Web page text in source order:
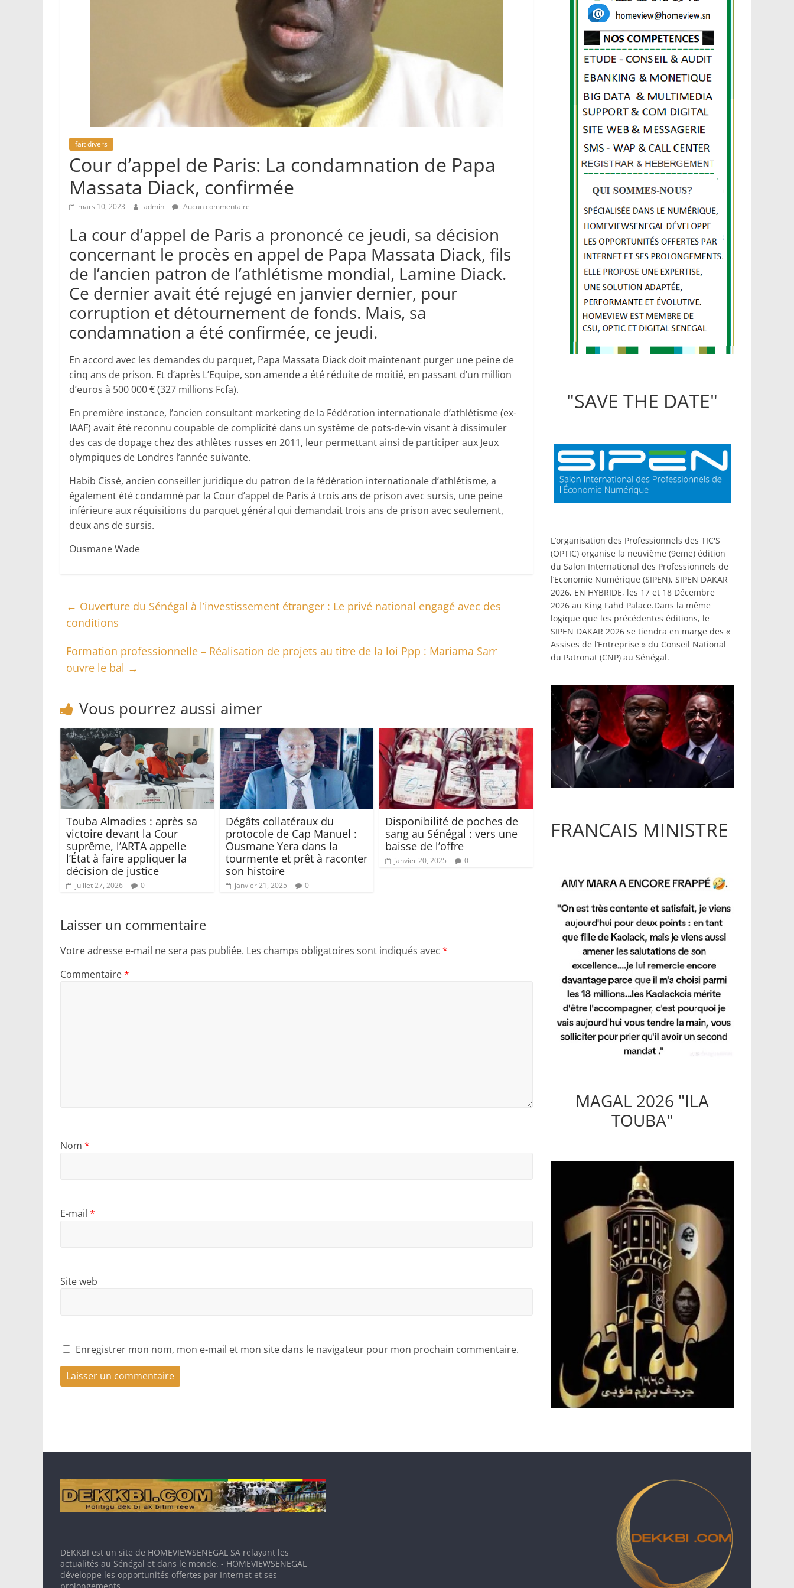
fait divers
Cour d’appel de Paris: La condamnation de Papa
Massata Diack, confirmée
mars 10, 2023 admin Aucun commentaire
La cour d’appel de Paris a prononcé ce jeudi, sa décision
concernant le procès en appel de Papa Massata Diack, fils
de l’ancien patron de l’athlétisme mondial, Lamine Diack.
Ce dernier avait été rejugé en janvier dernier, pour
corruption et détournement de fonds. Mais, sa
condamnation a été confirmée, ce jeudi.
En accord avec les demandes du parquet, Papa Massata Diack doit maintenant purger une peine de
cinq ans de prison. Et d’après L’Equipe, son amende a été réduite de moitié, en passant d’un million
d’euros à 500 000 € (327 millions Fcfa).
En première instance, l’ancien consultant marketing de la Fédération internationale d’athlétisme (ex-
IAAF) avait été reconnu coupable de complicité dans un système de pots-de-vin visant à dissimuler
des cas de dopage chez des athlètes russes en 2011, leur permettant ainsi de participer aux Jeux
olympiques de Londres l’année suivante.
Habib Cissé, ancien conseiller juridique du patron de la fédération internationale d’athlétisme, a
également été condamné par la Cour d’appel de Paris à trois ans de prison avec sursis, une peine
inférieure aux réquisitions du parquet général qui demandait trois ans de prison avec seulement,
deux ans de sursis.
Ousmane Wade
← Ouverture du Sénégal à l’investissement étranger : Le privé national engagé avec des
conditions
Formation professionnelle – Réalisation de projets au titre de la loi Ppp : Mariama Sarr
ouvre le bal →
Vous pourrez aussi aimer
Touba Almadies : après sa
victoire devant la Cour
suprême, l’ARTA appelle
l’État à faire appliquer la
décision de justice
juillet 27, 2026 0
Dégâts collatéraux du
protocole de Cap Manuel :
Ousmane Yera dans la
tourmente et prêt à raconter
son histoire
janvier 21, 2025 0
Disponibilité de poches de
sang au Sénégal : vers une
baisse de l’offre
janvier 20, 2025 0
Laisser un commentaire
Votre adresse e-mail ne sera pas publiée. Les champs obligatoires sont indiqués avec *
Commentaire*
Nom *
E-mail *
Site web
Enregistrer mon nom, mon e-mail et mon site dans le navigateur pour mon prochain commentaire.
"SAVE THE DATE"
L’organisation des Professionnels des TIC'S
(OPTIC) organise la neuvième (9eme) édition
du Salon International des Professionnels de
l’Economie Numérique (SIPEN), SIPEN DAKAR
2026, EN HYBRIDE, les 17 et 18 Décembre
2026 au King Fahd Palace.Dans la même
logique que les précédentes éditions, le
SIPEN DAKAR 2026 se tiendra en marge des «
Assises de l’Entreprise » du Conseil National
du Patronat (CNP) au Sénégal.
FRANCAIS MINISTRE
MAGAL 2026 "ILA
TOUBA"
DEKKBI est un site de HOMEVIEWSENEGAL SA relayant les
actualités au Sénégal et dans le monde. - HOMEVIEWSENEGAL
développe les opportunités offertes par Internet et ses